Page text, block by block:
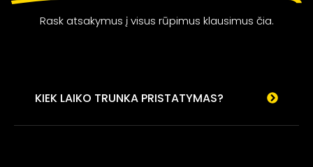
Rask atsakymus į visus rūpimus klausimus čia.
KIEK LAIKO TRUNKA PRISTATYMAS?